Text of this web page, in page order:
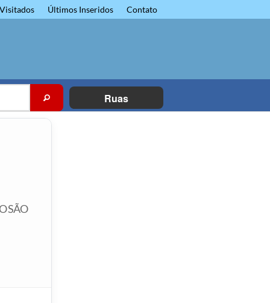
Últimos Inseridos Contato
Ruas
SÃO